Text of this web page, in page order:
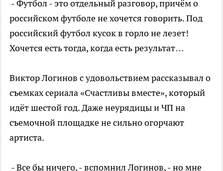
- Футбол - это отдельный разговор, причём о
российском футболе не хочется говорить. Под
российский футбол кусок в горло не лезет!
Хочется есть тогда, когда есть результат…
Виктор Логинов с удовольствием рассказывал о
съемках сериала «Счастливы вместе», который
идёт шестой год. Даже неурядицы и ЧП на
съемочной площадке не сильно огорчают
артиста.
- Все бы ничего, - вспомнил Логинов, - но мне